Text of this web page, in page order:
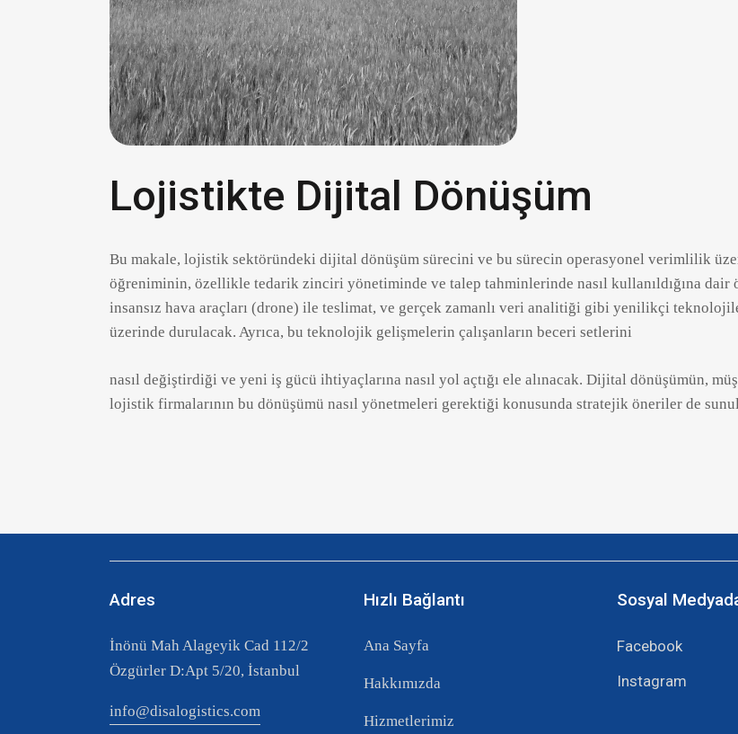
Lojistikte Dijital Dönüşüm
Bu makale, lojistik sektöründeki dijital dönüşüm sürecini ve bu sürecin operasyonel verimlilik
öğreniminin, özellikle tedarik zinciri yönetiminde ve talep tahminlerinde nasıl kullanıldığına
insansız hava araçları (drone) ile teslimat, ve gerçek zamanlı veri analitiği gibi yenilikçi
üzerinde durulacak. Ayrıca, bu teknolojik gelişmelerin çalışanların beceri setlerini
nasıl değiştirdiği ve yeni iş gücü ihtiyaçlarına nasıl yol açtığı ele alınacak. Dijital dönüşümün,
lojistik firmalarının bu dönüşümü nasıl yönetmeleri gerektiği konusunda stratejik öneriler de
Adres
İnönü Mah Alageyik Cad 112/2
Özgürler D:Apt 5/20, İstanbul
info@disalogistics.com
Hızlı Bağlantı
Ana Sayfa
Hakkımızda
Hizmetlerimiz
Sosyal
Facebook
Instagram